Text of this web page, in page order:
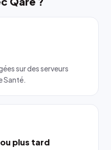
sur des serveurs
Santé.
plus tard